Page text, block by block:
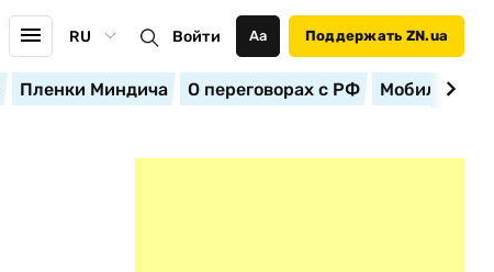
RU Войти Аа Поддержать ZN.ua
Пленки Миндича О переговорах с РФ